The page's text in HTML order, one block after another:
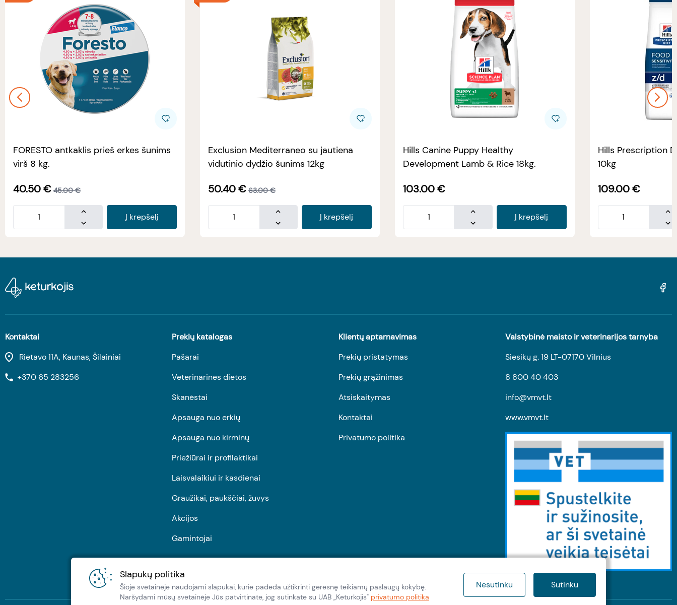
Slapukų politika
Šioje svetainėje naudojami slapukai, kurie padeda užtikrinti geresnę teikiamų paslaugų kokybę.
Naršydami müsų svetainėje Jūs patvirtinate, jog sutinkate su UAB „Keturkojis" privatumo politika
Nesutinku Sutinku
FORESTO antkaklis prieš erkes šunims
virš 8 kg.
40.50€ 45.00 €
Į krepšelį
Exclusion Mediterraneo su jautiena
vidutinio dydžio šunims 12kg
50.40€ 63.00 €
Į krepšelį
Hills Canine Puppy Healthy
Development Lamb & Rice 18kg.
103.00 €
Į krepšelį
Hills Prescription
10kg
109.00 €
Kontaktai
Rietavo 11A, Kaunas, Šilainiai
+370 65 283256
Prekių katalogas
Pašarai
Veterinarinės dietos
Skanėstai
Apsauga nuo erkių
Apsauga nuo kirminų
Priežiūrai ir profilaktikai
Laisvalaikiui ir kasdienai
Graužikai, paukščiai, žuvys
Akcijos
Gamintojai
Klientų aptarnavimas
Prekių pristatymas
Prekių grąžinimas
Atsiskaitymas
Kontaktai
Privatumo politika
Valstybinė maisto ir veterinarijos tarnyba
Siesikų g. 19 LT-07170 Vilnius
8 800 40 403
info@vmvt.lt
www.vmvt.lt